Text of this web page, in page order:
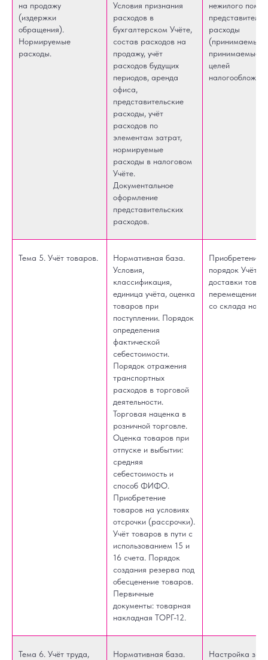
на продажу
(издержки
обращения).
Нормируемые
расходы.
Условия признания
расходов в
бухгалтерском Учёте,
состав расходов на
продажу, учёт
расходов будущих
периодов, аренда
офиса,
представительские
расходы, учёт
расходов по
элементам затрат,
нормируемые
расходы в налоговом
Учёте.
Документальное
оформление
представительских
расходов.
нежилого
расходы
(принимаемые
принимаемые
целей
Тема 5. Учёт товаров.
Нормативная база.
Условия,
классификация,
единица учёта, оценка
товаров при
поступлении. Порядок
определения
фактической
себестоимости.
Порядок отражения
транспортных
расходов в торговой
деятельности.
Торговая наценка в
розничной торговле.
Оценка товаров при
отпуске и выбытии:
средняя
себестоимость и
способ ФИФО.
Приобретение
товаров на условиях
отсрочки (рассрочки).
Учёт товаров в пути с
использованием 15 и
16 счета. Порядок
создания резерва под
обесценение товаров.
Первичные
документы: товарная
накладная ТОРГ-12.
Приобретение
порядок Учёта
доставки
перемещение
со склада на
Тема 6. Учёт труда, Нормативная база. Настройка